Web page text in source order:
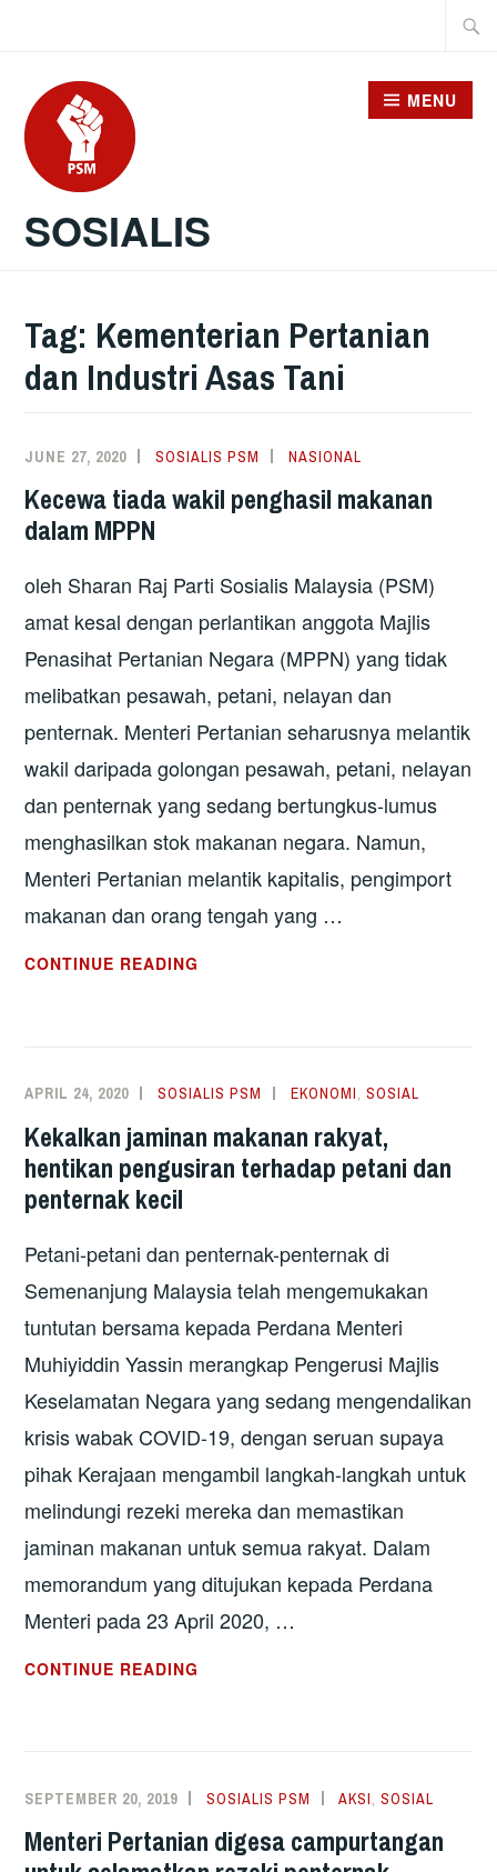
content
SOSIALIS
MENU
Tag: Kementerian Pertanian
dan Industri Asas Tani
JUNE 27, 2020 SOSIALIS PSM NASIONAL
Kecewa tiada wakil penghasil makanan
dalam MPPN
oleh Sharan Raj Parti Sosialis Malaysia (PSM)
amat kesal dengan perlantikan anggota Majlis
Penasihat Pertanian Negara (MPPN) yang tidak
melibatkan pesawah, petani, nelayan dan
penternak. Menteri Pertanian seharusnya melantik
wakil daripada golongan pesawah, petani, nelayan
dan penternak yang sedang bertungkus-lumus
menghasilkan stok makanan negara. Namun,
Menteri Pertanian melantik kapitalis, pengimport
makanan dan orang tengah yang …
CONTINUE READING
MPPN
APRIL 24, 2020 SOSIALIS PSM EKONOMI,SOSIAL
Kekalkan jaminan makanan rakyat,
hentikan pengusiran terhadap petani dan
penternak kecil
Petani-petani dan penternak-penternak di
Semenanjung Malaysia telah mengemukakan
tuntutan bersama kepada Perdana Menteri
Muhiyiddin Yassin merangkap Pengerusi Majlis
Keselamatan Negara yang sedang mengendalikan
krisis wabak COVID-19, dengan seruan supaya
pihak Kerajaan mengambil langkah-langkah untuk
melindungi rezeki mereka dan memastikan
jaminan makanan untuk semua rakyat. Dalam
memorandum yang ditujukan kepada Perdana
Menteri pada 23 April 2020, …
CONTINUE READING
PENGUSIRAN
TERHADAP
SEPTEMBER 20, 2019 SOSIALIS PSM AKSI,SOSIAL
Menteri Pertanian digesa campurtangan